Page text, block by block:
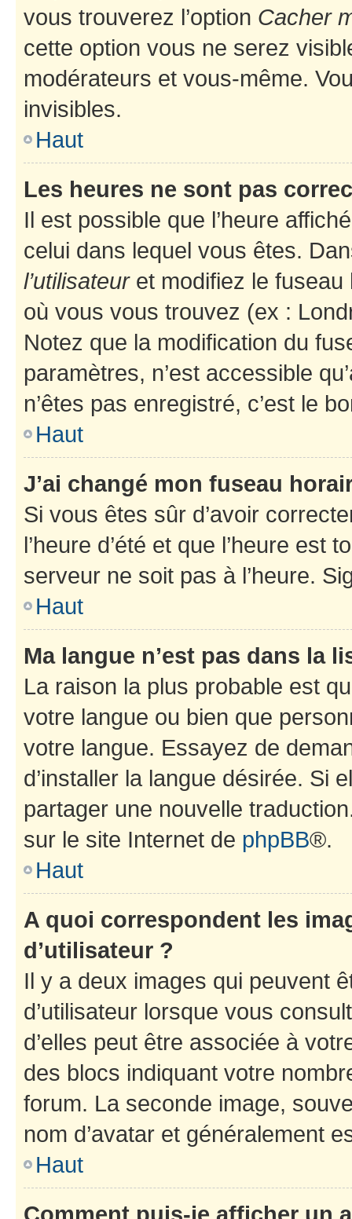
vous trouverez l’option Cacher
cette option vous ne serez
modérateurs et vous-même.
invisibles.
Haut
Les heures ne sont pas
Il est possible que l’heure
celui dans lequel vous êtes.
l’utilisateuret modifiez le fuseau
où vous vous trouvez (ex :
Notez que la modification du
paramètres, n’est accessible
n’êtes pas enregistré, c’est le
Haut
J’ai changé mon fuseau
Si vous êtes sûr d’avoir
l’heure d’été et que l’heure est
serveur ne soit pas à l’heure.
Haut
Ma langue n’est pas dans la
La raison la plus probable est
votre langue ou bien que
votre langue. Essayez de
d’installer la langue désirée. Si
partager une nouvelle
sur le site Internet de phpBB®.
Haut
A quoi correspondent les
d’utilisateur ?
Il y a deux images qui peuvent
d’utilisateur lorsque vous
d’elles peut être associée à
des blocs indiquant votre
forum. La seconde image,
nom d’avatar et généralement
Haut
Comment puis-je afficher un